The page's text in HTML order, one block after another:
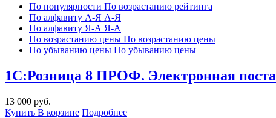
По популярности По возрастанию рейтинга
По алфавиту А-Я А-Я
По алфавиту Я-А Я-А
По возрастанию цены По возрастанию цены
По убыванию цены По убыванию цены
1С:Розница 8 ПРОФ. Электронная
13 000 руб.
Купить В корзине Подробнее